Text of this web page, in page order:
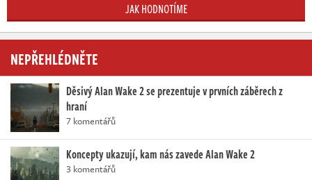
JAK HODNOTÍME
NEPŘEHLÉDNĚTE
Děsivý Alan Wake 2 se prezentuje v prvních záběrech z
hraní
7 komentářů
Koncepty ukazují, kam nás zavede Alan Wake 2
3 komentářů